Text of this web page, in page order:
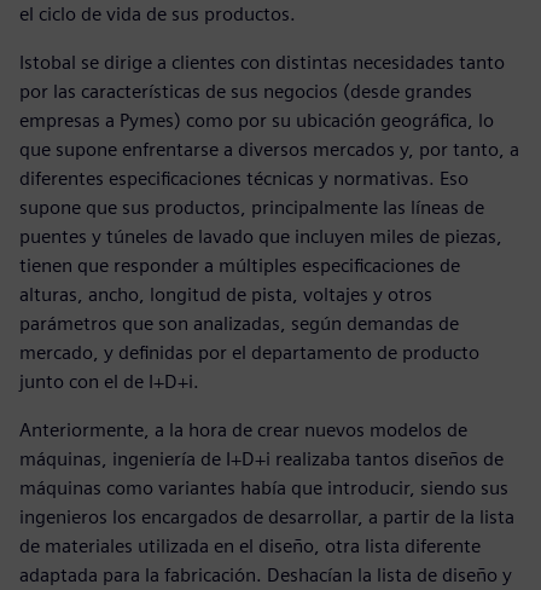
el ciclo de vida de sus productos.
Istobal se dirige a clientes con distintas necesidades tanto
por las características de sus negocios (desde grandes
empresas a Pymes) como por su ubicación geográfica, lo
que supone enfrentarse a diversos mercados y, por tanto, a
diferentes especificaciones técnicas y normativas. Eso
supone que sus productos, principalmente las líneas de
puentes y túneles de lavado que incluyen miles de piezas,
tienen que responder a múltiples especificaciones de
alturas, ancho, longitud de pista, voltajes y otros
parámetros que son analizadas, según demandas de
mercado, y definidas por el departamento de producto
junto con el de I+D+i.
Anteriormente, a la hora de crear nuevos modelos de
máquinas, ingeniería de I+D+i realizaba tantos diseños de
máquinas como variantes había que introducir, siendo sus
ingenieros los encargados de desarrollar, a partir de la lista
de materiales utilizada en el diseño, otra lista diferente
adaptada para la fabricación. Deshacían la lista de diseño y